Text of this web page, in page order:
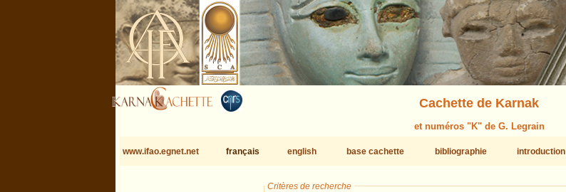
Cachette de Karnak
et numéros "K" de G. Legrain
www.ifao.egnet.net français english base cachette bibliographie introduction
Critères de recherche